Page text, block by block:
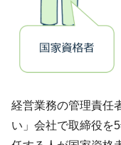
経営業務の管理責任
い」会社で取締役を